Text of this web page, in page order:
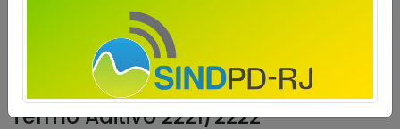
Termo Aditivo 2221/2222